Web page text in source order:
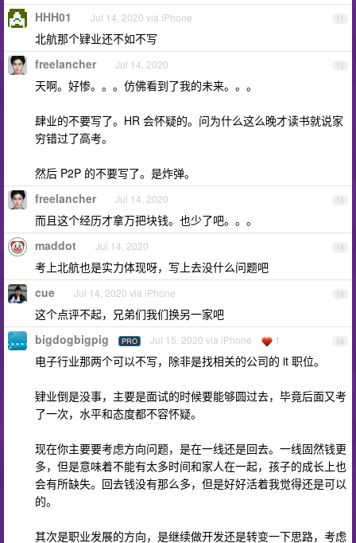
11
HHH01 Jul 14, 2020 via iPhone
北航那个肄业还不如不写
12
freelancher Jul 14, 2020
天啊。好惨。。。仿佛看到了我的未来。。。
肆业的不要写了。HR 会怀疑的。问为什么这么晚才读书就说家
穷错过了高考。
然后 P2P 的不要写了。是炸弹。
13
freelancher Jul 14, 2020
而且这个经历才拿万把块钱。也少了吧。。。
14
maddot Jul 14, 2020
考上北航也是实力体现呀，写上去没什么问题吧
15
cue Jul 14, 2020 via iPhone
这个点评不起，兄弟们我们换另一家吧
16
bigdogbigpig PRO Jul 15, 2020 via iPhone 1
电子行业那两个可以不写，除非是找相关的公司的 it 职位。
肄业倒是没事，主要是面试的时候要能够圆过去，毕竟后面又考
了一次，水平和态度都不容怀疑。
现在你主要要考虑方向问题，是在一线还是回去。一线固然钱更
多，但是意味着不能有太多时间和家人在一起，孩子的成长上也
会有所缺失。回去钱没有那么多，但是好好活着我觉得还是可以
的。
其次是职业发展的方向，是继续做开发还是转变一下思路，考虑